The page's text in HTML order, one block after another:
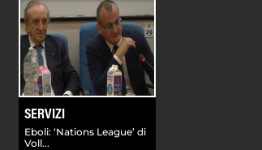
SERVIZI
Eboli: ‘Nations League’ di
Voll...